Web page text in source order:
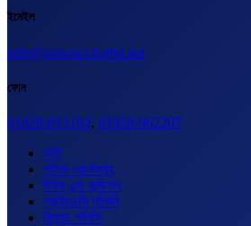
ইমেইল
info@outsourcingbd.net
ফোন
01828-015102, 01950-962207
ভর্তি
লাইভ কোর্সসমূহ
টার্মস এন্ড কন্ডিশন
প্রাইভেসি পলিসি
রিফান্ড পলিসি